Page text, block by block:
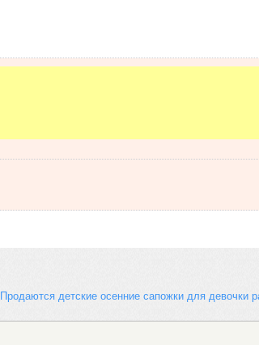
Продаются детские осенние сапожки для девочки